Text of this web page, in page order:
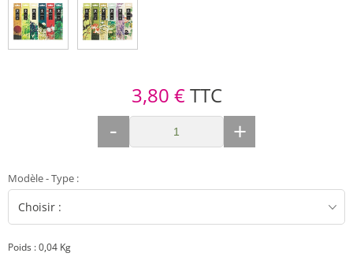
3,80 €TTC
- +
Modèle - Type :
Poids : 0,04 Kg